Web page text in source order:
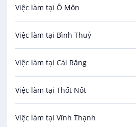
An toàn lao động
Bảo hiểm
Biên phiên dịch
Bưu chính viễn thông
Cơ khí
Việc làm tại Ô Môn
Việc làm tại Bình Thuỷ
Việc làm tại Cái Răng
Việc làm tại Thốt Nốt
Việc làm tại Vĩnh Thạnh